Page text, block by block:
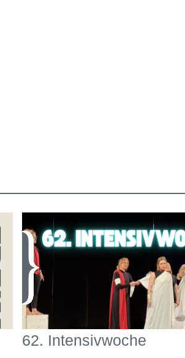
62. Intensivwoche